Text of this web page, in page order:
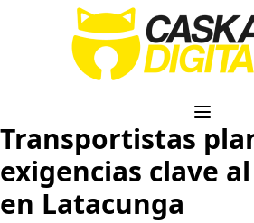
Transportistas
exigencias clave
en Latacunga